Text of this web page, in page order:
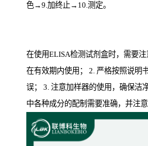
色→9.加终止→10.测定。
在使用ELISA检测试剂盒时，需要
在有效期内使用； 2. 严格按照说明
误； 3. 注意加样器的使用，确保洁
中各种成分的配制需要准确，并注意